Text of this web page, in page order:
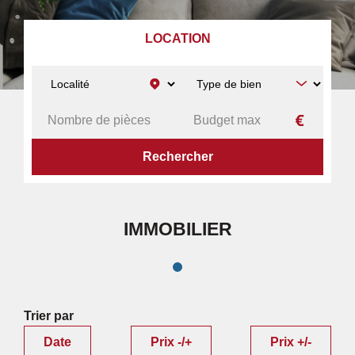
LOCATION
RECHERCHE PAR DÉPARTEMENT
IMMOBILIER
Trier par
Date
Prix -/+ Prix +/-